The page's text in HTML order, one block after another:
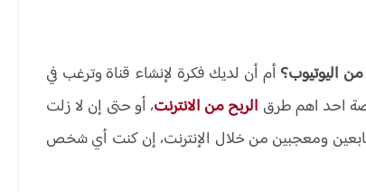
اليوتيوب؟ أم أن لديك فكرة لإنشاء قناة وترغب في
الربح من الانترنت، أو حتى إن لا زلت
ومعجبين من خلال الإنترنت، إن كنت أي شخص